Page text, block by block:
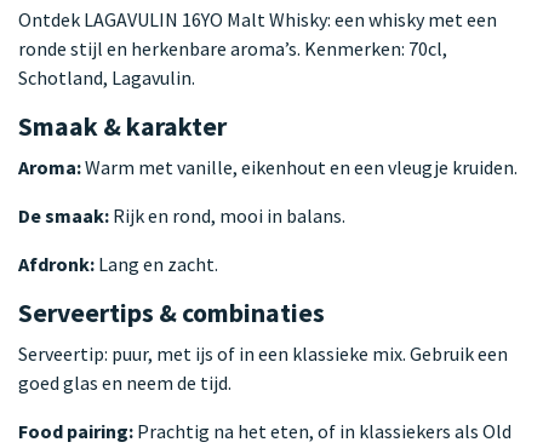
Ontdek LAGAVULIN 16YO Malt Whisky: een whisky met een
ronde stijl en herkenbare aroma’s. Kenmerken: 70cl,
Schotland, Lagavulin.
Smaak & karakter
Aroma:Warm met vanille, eikenhout en een vleugje kruiden.
De smaak: Rijk en rond, mooi in balans.
Afdronk: Lang en zacht.
Serveertips & combinaties
Serveertip: puur, met ijs of in een klassieke mix. Gebruik een
goed glas en neem de tijd.
Food pairing: Prachtig na het eten, of in klassiekers als Old